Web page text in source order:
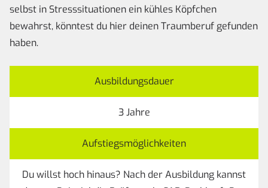
selbst in Stresssituationen ein kühles Köpfchen
bewahrst, könntest du hier deinen Traumberuf gefunden
haben.
Ausbildungsdauer
3 Jahre
Aufstiegsmöglichkeiten
Du willst hoch hinaus? Nach der Ausbildung kannst